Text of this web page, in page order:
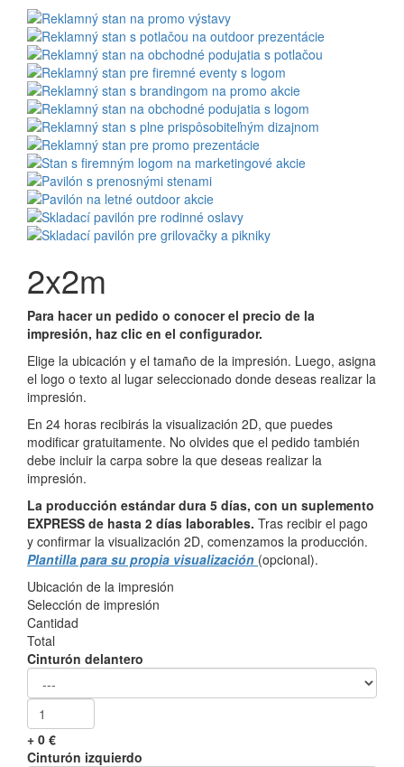
2x2m
Para hacer un pedido o conocer el precio de la
impresión, haz clic en el configurador.
Elige la ubicación y el tamaño de la impresión. Luego, asigna
el logo o texto al lugar seleccionado donde deseas realizar la
impresión.
En 24 horas recibirás la visualización 2D, que puedes
modificar gratuitamente. No olvides que el pedido también
debe incluir la carpa sobre la que deseas realizar la
impresión.
La producción estándar dura 5 días, con un suplemento
EXPRESS de hasta 2 días laborables. Tras recibir el pago
y confirmar la visualización 2D, comenzamos la producción.
Plantilla para su propia visualización (opcional).
Ubicación de la impresión
Selección de impresión
Cantidad
Total
Cinturón delantero
+ 0 €
Cinturón izquierdo